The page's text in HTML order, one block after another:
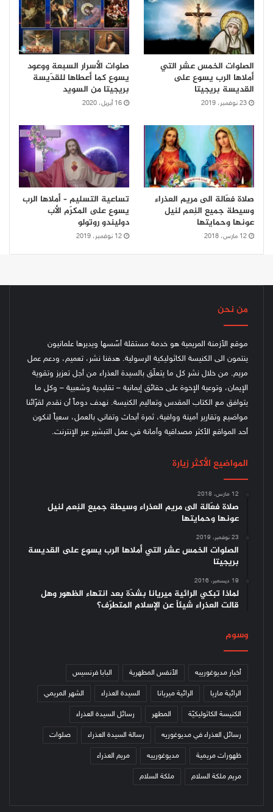
الصلوات الخمس عشر التي
أملاها الرب يسوع على
القديسة بريجيتا
23 نوفمبر، 2019
صلوات الأسرار السبعة ووعود
يسوع كما أعطاها للقدّيسة
بريجيتا من السويد
16 أبريل، 2020
صلاة فعّالة الى مريم العذراء
وسيطة جميع النِعم لنيل
عونها وحمايتها
12 مارس، 2018
تساعية التسليم – أملاها الرب
يسوع على المكرّم الأب
دوليندو روتولو
12 نوفمبر، 2019
من نحن
موقع الأزمنة المريمية هو خدمة مستقلة أسّسها ويديرها علمانيون
ينتمون الى الكنيسة الكاثوليكية الرسولية. هدفنا نشر، تعميم، ودعم عمل
مريم. من خلال نشر كل ما يتعلّق بالسيدة العذراء من أجل تعزيز وتقوية
الإيمان، وتوعية الإخوة على حقائق إيمانية – تقليدية وشعبية – وكل ما
يتوافق مع الكتاب المقدس وتعاليم الكنيسة. نهدف دوماً أن نقدم لقرّائنا
مواضيع وتقارير أمينة ووافية، ثمرة أبحاث وتفاني بالعمل، سعياً لنكون
أحد المواقع الأكثر مصداقية وأمانة في عمل التبشير عبر الإنترنت.
المواضيع الأكثر زيارة
12 مارس، 2018
صلاة فعّالة الى مريم العذراء وسيطة جميع النِعم لنيل
عونها وحمايتها
23 نوفمبر، 2019
الصلوات الخمس عشر التي أملاها الرب يسوع على القديسة
بريجيتا
19 ديسمبر، 2016
لماذا تبكي الرائية ميريانا بشدّة بعد انتهاء الظهور وهل
قالت العذراء شيئاً عن الإسلام المتطرّف؟
وسوم
أخبار مديوغورييه الأنفس المطهرية البابا فرنسيس
الرائية ماريا الرائية ميريانا السيدة العذراء الشهر المريمي
الكنيسة الكاثوليكيّة المطهر رسائل السيدة العذراء
رسائل العذراء في مديوغوريه رسالة السيدة العذراء صلوات
ظهورات مريمية مديوغورييه مريم العذراء
مريم ملكة السلام ملكة السلام